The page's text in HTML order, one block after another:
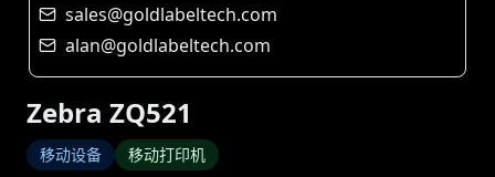
Zebra ZQ521
移动设备 移动打印机
sales@goldlabeltech.com
alan@goldlabeltech.com